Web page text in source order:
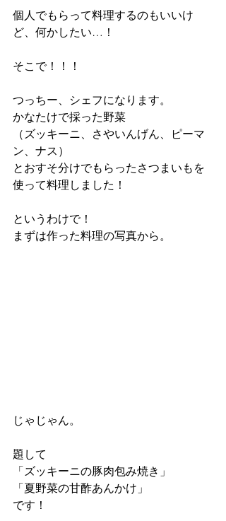
個人でもらって料理するのもいいけ
ど、何かしたい…！
そこで！！！
つっちー、シェフになります。
かなたけで採った野菜
（ズッキーニ、さやいんげん、ピーマ
ン、ナス）
とおすそ分けでもらったさつまいもを
使って料理しました！
というわけで！
まずは作った料理の写真から。
じゃじゃん。
題して
「ズッキーニの豚肉包み焼き」
「夏野菜の甘酢あんかけ」
です！